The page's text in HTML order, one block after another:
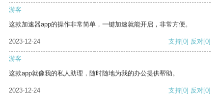
游客
这款加速器app的操作非常简单，一键加速就能开启，非常方便。
2023-12-24 支持[0] 反对[0]
游客
这款app就像我的私人助理，随时随地为我的办公提供帮助。
2023-12-24 支持[0] 反对[0]